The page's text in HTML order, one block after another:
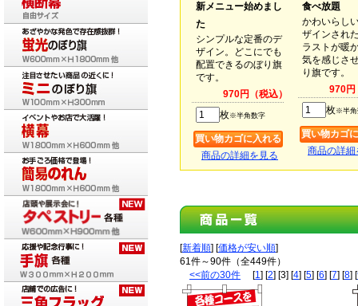
新メニュー始めまし
た
シンプルな定番のデ
ザイン。どこにでも
配置できるのぼり旗
です。
970円（税込）
枚※半角数字
商品の詳細を見る
食べ放題
かわいらし
ザインされ
ラストが暖
気を感じさ
り旗です。
970円
枚※半角
商品の詳細
[新着順] [価格が安い順]
61件～90件（全449件）
<<前の30件 [1] [2] [3] [4] [5] [6] [7] [8] [